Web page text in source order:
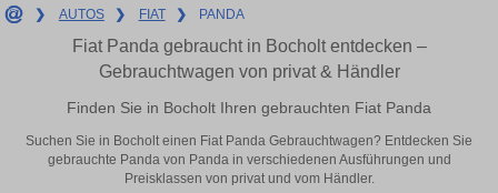
❯ AUTOS ❯ FIAT ❯ PANDA
Fiat Panda gebraucht in Bocholt entdecken –
Gebrauchtwagen von privat & Händler
Finden Sie in Bocholt Ihren gebrauchten Fiat Panda
Suchen Sie in Bocholt einen Fiat Panda Gebrauchtwagen? Entdecken Sie
gebrauchte Panda von Panda in verschiedenen Ausführungen und
Preisklassen von privat und vom Händler.